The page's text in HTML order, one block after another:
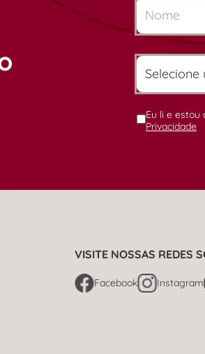
Eu li e estou
Privacidade
VISITE NOSSAS REDES
Facebook Instagram